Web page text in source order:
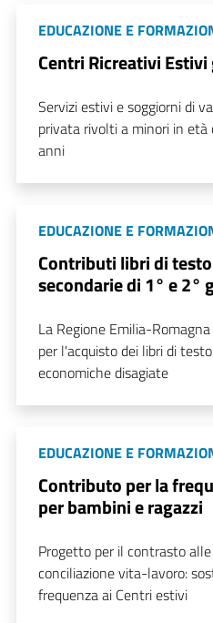
EDUCAZIONE E
Centri Ricreativi
Servizi estivi e soggiorni di
privata rivolti a minori in età
anni
EDUCAZIONE E
Contributi libri di
secondarie di 1° e 2°
La Regione Emilia-
per l'acquisto dei libri di
economiche disagiate
EDUCAZIONE E
Contributo per la
per bambini e ragazzi
Progetto per il contrasto
conciliazione vita-lavoro:
frequenza ai Centri estivi